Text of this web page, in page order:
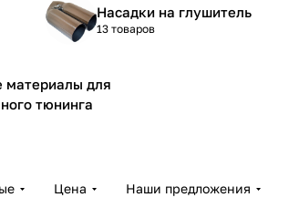
Насадки на глушитель
13 товаров
материалы для
тюнинга
Цена Наши предложения